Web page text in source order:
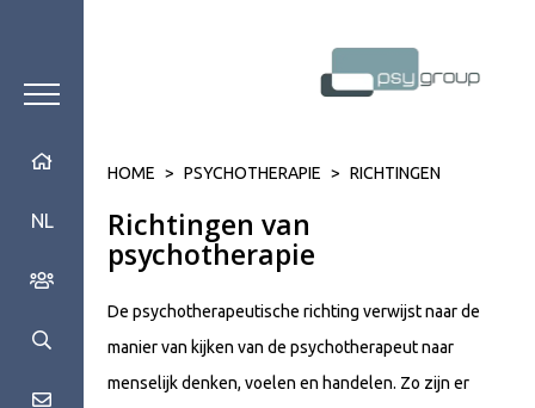
NL
HOME > PSYCHOTHERAPIE > RICHTINGEN
Richtingen van
psychotherapie
De psychotherapeutische richting verwijst naar de
manier van kijken van de psychotherapeut naar
menselijk denken, voelen en handelen. Zo zijn er